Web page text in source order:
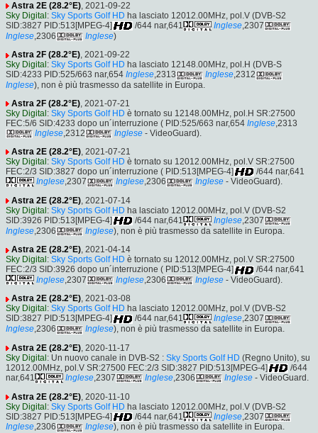
Astra 2E (28.2°E), 2021-09-22
Sky Digital : Sky Sports Golf HD ha lasciato 12012.00MHz, pol.V (DVB-S2
SID:3827 PID:513[MPEG-4]
/644 nar,641 Inglese,2307
Inglese,2306 Inglese)
Astra 2F (28.2°E), 2021-09-22
Sky Digital : Sky Sports Golf HD ha lasciato 12148.00MHz, pol.H (DVB-S
SID:4233 PID:525/663 nar,654 Inglese,2313 Inglese,2312
Inglese), non è più trasmesso da satellite in Europa.
Astra 2F (28.2°E) , 2021-07-21
Sky Digital: Sky Sports Golf HD è tornato su 12148.00MHz, pol.H SR:27500
FEC:5/6 SID:4233 dopo un´interruzione ( PID:525/663 nar,654 Inglese ,2313
Inglese ,2312 Inglese - VideoGuard).
Astra 2E (28.2°E), 2021-07-21
Sky Digital: Sky Sports Golf HD è tornato su 12012.00MHz, pol.V SR:27500
FEC:2/3 SID:3827 dopo un´interruzione ( PID:513[MPEG-4]
/644 nar,641
Inglese,2307 Inglese,2306 Inglese - VideoGuard).
Astra 2E (28.2°E), 2021-07-14
Sky Digital : Sky Sports Golf HD ha lasciato 12012.00MHz, pol.V (DVB-S2
SID:3926 PID:513[MPEG-4]
/644 nar,641 Inglese,2307
Inglese,2306 Inglese), non è più trasmesso da satellite in Europa.
Astra 2E (28.2°E), 2021-04-14
Sky Digital : Sky Sports Golf HD è tornato su 12012.00MHz, pol.V SR:27500
FEC:2/3 SID:3926 dopo un´interruzione ( PID:513[MPEG-4]
/644 nar,641
Inglese ,2307 Inglese ,2306 Inglese - VideoGuard).
Astra 2E (28.2°E), 2021-03-08
Sky Digital : Sky Sports Golf HD ha lasciato 12012.00MHz, pol.V (DVB-S2
SID:3827 PID:513[MPEG-4]
/644 nar,641 Inglese,2307
Inglese,2306 Inglese), non è più trasmesso da satellite in Europa.
Astra 2E (28.2°E) , 2020-11-17
Sky Digital: Un nuovo canale in DVB-S2 : Sky Sports Golf HD (Regno Unito), su
12012.00MHz, pol.V SR:27500 FEC:2/3 SID:3827 PID:513[MPEG-4]
/644
nar,641
Inglese,2307 Inglese,2306 Inglese - VideoGuard.
Astra 2E (28.2°E) , 2020-11-10
Sky Digital: Sky Sports Golf HD ha lasciato 12012.00MHz, pol.V (DVB-S2
SID:3827 PID:513[MPEG-4]
/644 nar,641 Inglese ,2307
Inglese,2306 Inglese), non è più trasmesso da satellite in Europa.